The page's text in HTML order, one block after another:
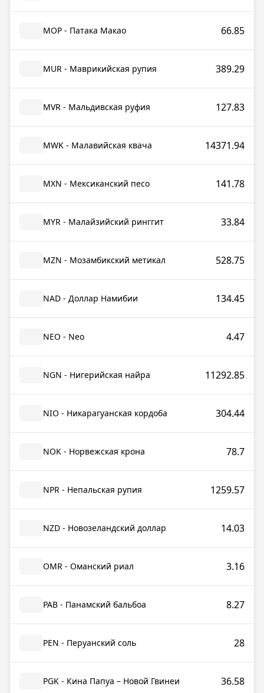
MOP - Патака Макао 66.85
MUR - Маврикийская рупия 389.29
MVR - Мальдивская руфия 127.83
MWK - Малавийская квача 14371.94
MXN - Мексиканский песо 141.78
MYR - Малайзийский ринггит 33.84
MZN - Мозамбикский метикал 528.75
NAD - Доллар Намибии 134.45
NEO - Neo 4.47
NGN - Нигерийская найра 11292.85
NIO - Никарагуанская кордоба 304.44
NOK - Норвежская крона 78.7
NPR - Непальская рупия 1259.57
NZD - Новозеландский доллар 14.03
OMR - Оманский риал 3.16
PAB - Панамский бальбоа 8.27
PEN - Перуанский соль 28
PGK - Кина Папуа – Новой Гвинеи 36.58